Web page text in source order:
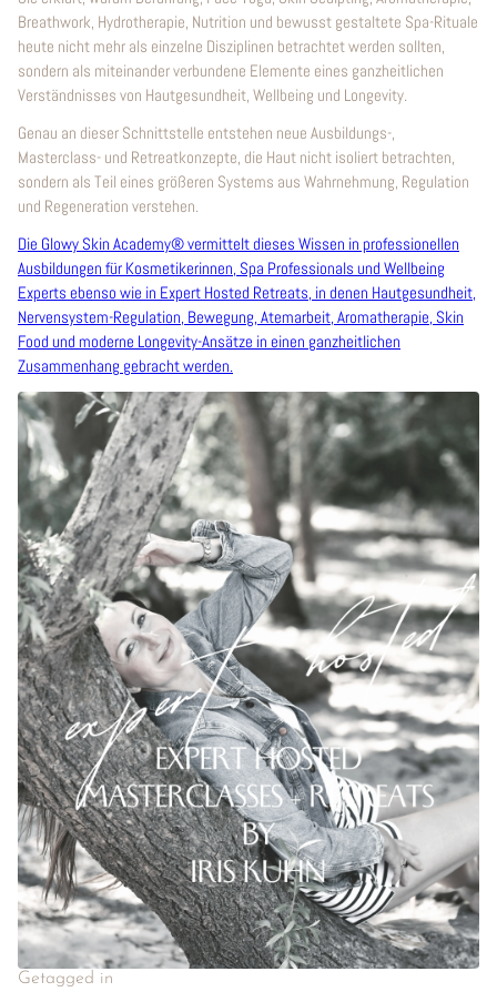
Breathwork, Hydrotherapie, Nutrition und bewusst gestaltete Spa-Rituale
heute nicht mehr als einzelne Disziplinen betrachtet werden sollten,
sondern als miteinander verbundene Elemente eines ganzheitlichen
Verständnisses von Hautgesundheit, Wellbeing und Longevity.
Genau an dieser Schnittstelle entstehen neue Ausbildungs-,
Masterclass- und Retreatkonzepte, die Haut nicht isoliert betrachten,
sondern als Teil eines größeren Systems aus Wahrnehmung, Regulation
und Regeneration verstehen.
Die Glowy Skin Academy® vermittelt dieses Wissen in professionellen
Ausbildungen für Kosmetikerinnen, Spa Professionals und Wellbeing
Experts ebenso wie in Expert Hosted Retreats, in denen Hautgesundheit,
Nervensystem-Regulation, Bewegung, Atemarbeit, Aromatherapie, Skin
Food und moderne Longevity-Ansätze in einen ganzheitlichen
Zusammenhang gebracht werden.
Getagged in